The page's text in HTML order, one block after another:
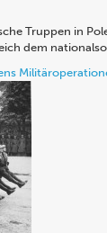
Truppen in
dem